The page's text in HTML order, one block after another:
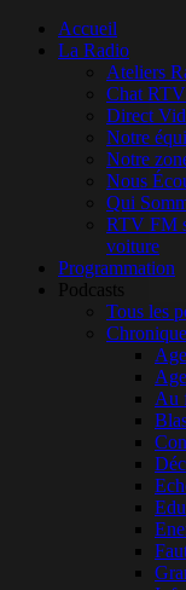
Accueil
La Radio
Ateliers
Chat
Direct
Notre
Notre
Nous
Qui
RTV FM
voiture
Programmation
Podcasts
Tous les
Au